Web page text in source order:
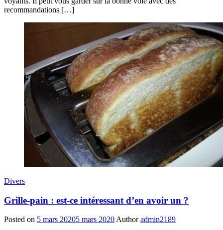
recommandations […]
Divers
Grille-pain : est-ce intéressant d’en avoir un ?
Posted on 5 mars 20205 mars 2020Author admin2189